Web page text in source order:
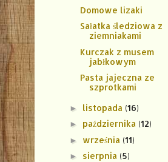
Domowe lizaki
Sałatka śledziowa z
ziemniakami
Kurczak z musem
jabłkowym
Pasta jajeczna ze
szprotkami
► listopada (16)
► października (12)
► września (11)
► sierpnia (5)